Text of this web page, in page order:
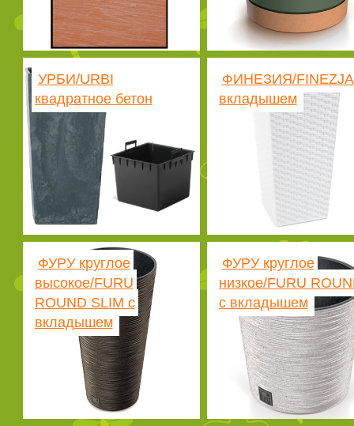
УРБИ/URBI
квадратное бетон
ФИНЕЗИЯ/FINEZJA
вкладышем
ФУРУ круглое
высокое/FURU
ROUND SLIM с
вкладышем
ФУРУ круглое
низкое/FURU
с вкладышем